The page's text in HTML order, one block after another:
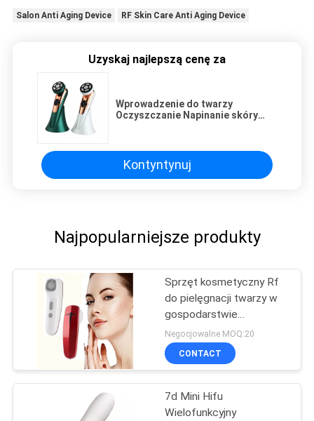
Salon Anti Aging Device RF Skin Care Anti Aging Device
Uzyskaj najlepszą cenę za
Wprowadzenie do twarzy
Oczyszczanie Napinanie skóry
Urządzenie kosmetyczne
Kontyntynuj
Najpopularniejsze produkty
Sprzęt kosmetyczny Rf
do pielęgnacji twarzy w
gospodarstwie
domowym Pielęgnacja
skóry i pieg o
częstotliwości radiowej
Negocjowalne MOQ:20
CONTACT
7d Mini Hifu
Wielofunkcyjny